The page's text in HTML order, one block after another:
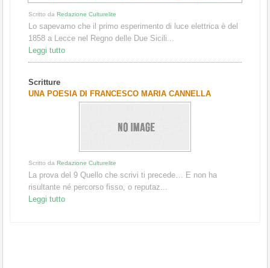
Scritto da Redazione Culturelite
Lo sapevamo che il primo esperimento di luce elettrica è del
1858 a Lecce nel Regno delle Due Sicili...
Leggi tutto
Scritture
UNA POESIA DI FRANCESCO MARIA CANNELLA
Scritto da Redazione Culturelite
La prova del 9 Quello che scrivi ti precede… E non ha
risultante né percorso fisso, o reputaz...
Leggi tutto